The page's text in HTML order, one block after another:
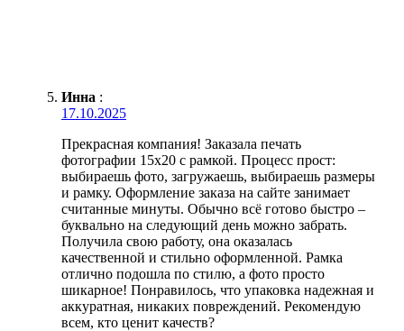
Инна :
17.10.2025
Прекрасная компания! Заказала печать
фотографии 15х20 с рамкой. Процесс прост:
выбираешь фото, загружаешь, выбираешь размеры
и рамку. Оформление заказа на сайте занимает
считанные минуты. Обычно всё готово быстро –
буквально на следующий день можно забрать.
Получила свою работу, она оказалась
качественной и стильно оформленной. Рамка
отлично подошла по стилю, а фото просто
шикарное! Понравилось, что упаковка надежная и
аккуратная, никаких повреждений. Рекомендую
всем, кто ценит качеств?